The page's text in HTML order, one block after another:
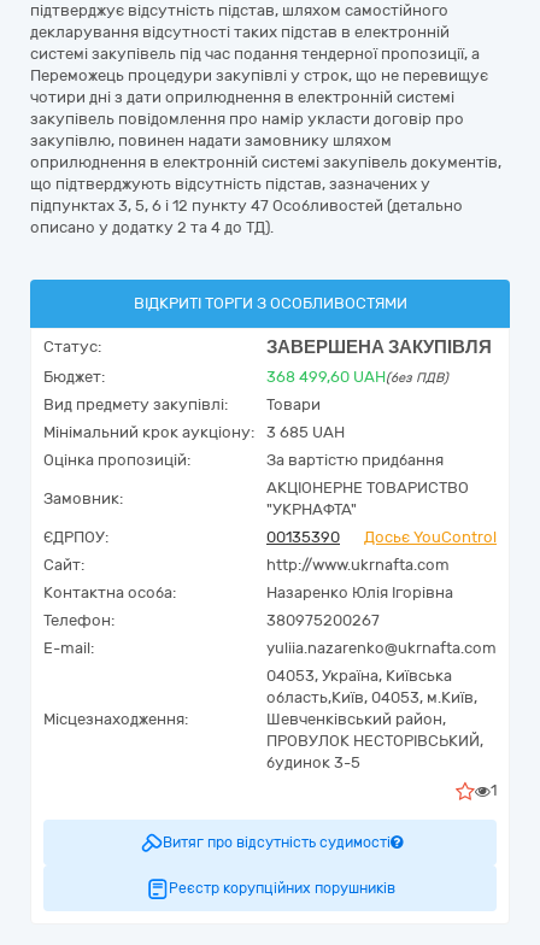
підтверджує відсутність підстав, шляхом самостійного
декларування відсутності таких підстав в електронній
системі закупівель під час подання тендерної пропозиції, а
Переможець процедури закупівлі у строк, що не перевищує
чотири дні з дати оприлюднення в електронній системі
закупівель повідомлення про намір укласти договір про
закупівлю, повинен надати замовнику шляхом
оприлюднення в електронній системі закупівель документів,
що підтверджують відсутність підстав, зазначених у
підпунктах 3, 5, 6 і 12 пункту 47 Особливостей (детально
описано у додатку 2 та 4 до ТД).
ВІДКРИТІ ТОРГИ З ОСОБЛИВОСТЯМИ
Статус: ЗАВЕРШЕНА ЗАКУПІВЛЯ
Бюджет: 368 499,60 UAH(без ПДВ)
Вид предмету закупівлі:
Товари
Мінімальний крок аукціону:
3 685 UAH
Оцінка пропозицій:
За вартістю придбання
Замовник:
АКЦІОНЕРНЕ ТОВАРИСТВО
"УКPНAФТА"
ЄДРПОУ:
00135390
Досьє YouControl
Сайт:
http://www.ukrnafta.com
Контактна особа:
Назаренко Юлія Ігорівна
Телефон:
380975200267
E-mail:
yuliia.nazarenko@ukrnafta.com
Місцезнаходження:
04053, Україна, Київська
область,Київ, 04053, м.Київ,
Шевченківський район,
ПРОВУЛОК НЕСТОРІВСЬКИЙ,
будинок 3-5
1
Витяг про відсутність судимості
Реєстр корупційних порушників